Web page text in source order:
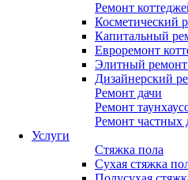
Ремонт
Косметический
Капитальный
Евроремонт
Элитный ремонт
Дизайнерский
Ремонт дачи
Ремонт
Ремонт частных
Услуги
Стяжка пола
Сухая стяжка